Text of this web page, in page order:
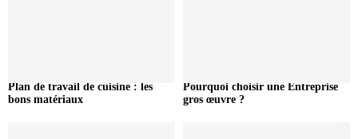
Plan de travail de cuisine : les
bons matériaux
Pourquoi choisir une Entreprise
gros œuvre ?